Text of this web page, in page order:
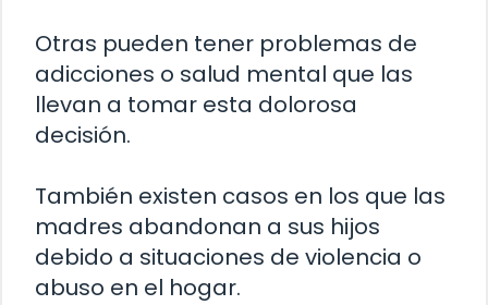
Otras pueden tener problemas de
adicciones o salud mental que las
llevan a tomar esta dolorosa
decisión.
También existen casos en los que las
madres abandonan a sus hijos
debido a situaciones de violencia o
abuso en el hogar.